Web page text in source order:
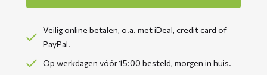
Veilig online betalen, o.a. met iDeal, credit card of
PayPal.
Op werkdagen vóór 15:00 besteld, morgen in huis.